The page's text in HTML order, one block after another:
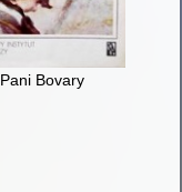
Pani Bovary